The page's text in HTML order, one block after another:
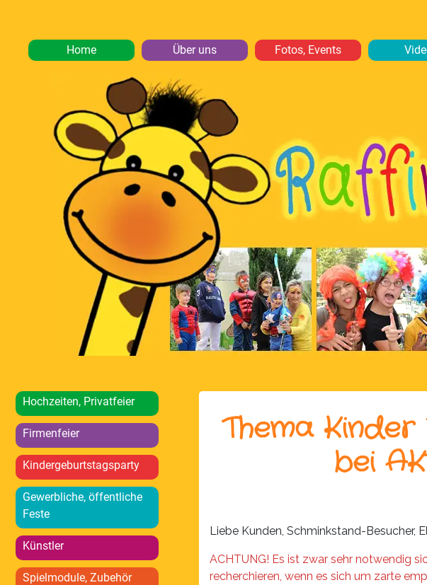
Home Über uns Fotos, Events
Hochzeiten, Privatfeier
Firmenfeier
Kindergeburtstagsparty
Gewerbliche, öffentliche
Feste
Künstler
Spielmodule, Zubehör
Thema Kinder
bei
Liebe Kunden, Schminkstand-Besucher,
ACHTUNG! Es ist zwar sehr notwendig
recherchieren, wenn es sich um zarte